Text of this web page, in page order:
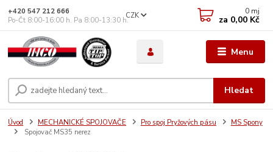
Menu
CZK
Hledat
+420 547 212 666
Po-Čt 8:00-16:00 h. Pa 8:00-13:30 h.
0 mj
za 0,00 Kč
Úvod MECHANICKÉ SPOJOVAČE Pro spoj Pryžových pásu
MS Spony
Spojovač MS35 nerez